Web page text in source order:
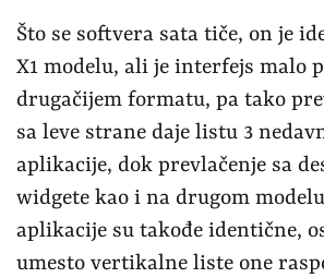
Što se softvera sata tiče, on je
X1 modelu, ali je interfejs malo
drugačijem formatu, pa tako
sa leve strane daje listu 3
aplikacije, dok prevlačenje sa
widgete kao i na drugom
aplikacije su takođe identične,
umesto vertikalne liste one